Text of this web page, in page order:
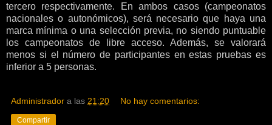
tercero respectivamente. En ambos casos (campeonatos
nacionales o autonómicos), será necesario que haya una
marca mínima o una selección previa, no siendo puntuable
los campeonatos de libre acceso. Además, se valorará
menos si el número de participantes en estas pruebas es
inferior a 5 personas.
Administrador a las 21:20 No hay comentarios:
Compartir